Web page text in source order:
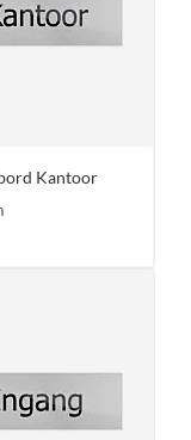
Kantoor